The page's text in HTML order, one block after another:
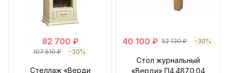
82 700 ₽
107 510 ₽ -30%
Стеллаж «Верди
40 100 ₽ 52 130 ₽ -30%
Стол журнальный
«Верди» П4.487.0.04